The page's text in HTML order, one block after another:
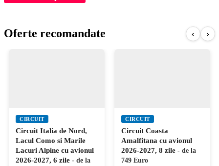
Oferte recomandate ‹ ›
CIRCUIT
Circuit Italia de Nord,
Lacul Como si Marile
Lacuri Alpine cu avionul
2026-2027, 6 zile - de la
CIRCUIT
Circuit Coasta
Amalfitana cu avionul
2026-2027, 8 zile - de la
749 Euro